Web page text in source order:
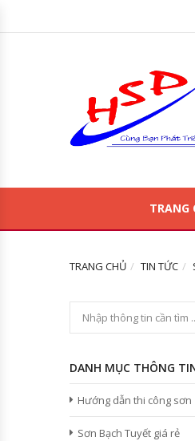
TRANG
TRANG CHỦ TIN TỨC
DANH MỤC THÔNG
Hướng dẫn thi công sơn
Sơn Bạch Tuyết giá rẻ